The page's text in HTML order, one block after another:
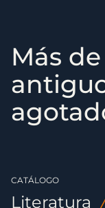
Más
CATÁLOGO
Literatura